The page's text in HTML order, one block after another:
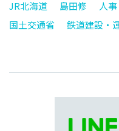
JR北海道 島田修 人事
国土交通省
鉄道建設・